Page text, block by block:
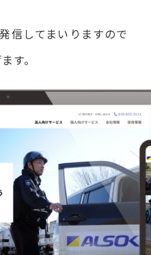
信してまいりますので
す。